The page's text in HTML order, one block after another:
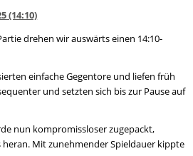
(14:10)
drehen wir auswärts einen 14:10-
einfache Gegentore und liefen früh
und setzten sich bis zur Pause auf
nun kompromissloser zugepackt,
Mit zunehmender Spieldauer kippte